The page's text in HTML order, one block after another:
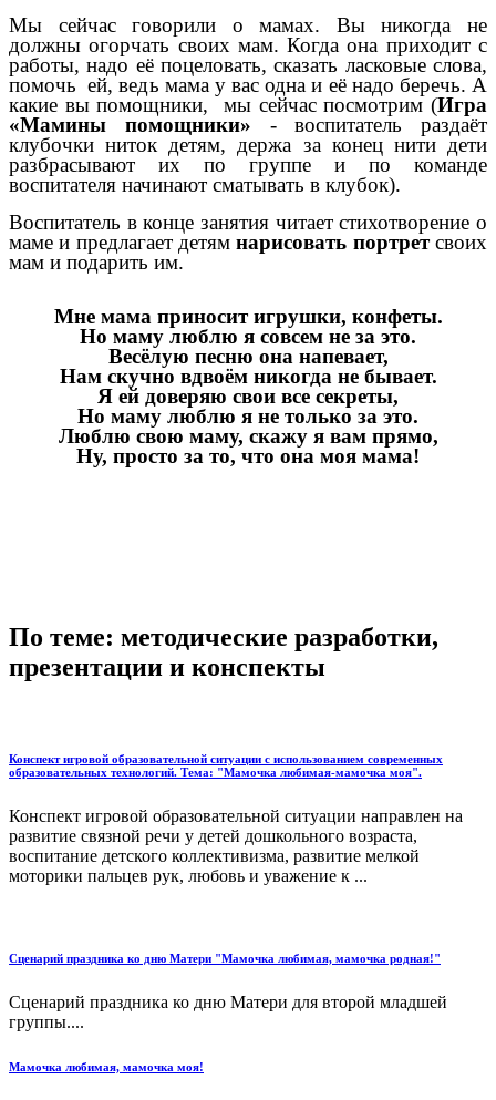
Мы сейчас говорили о мамах. Вы никогда не
должны огорчать своих мам. Когда она приходит с
работы, надо её поцеловать, сказать ласковые слова,
помочь ей, ведь мама у вас одна и её надо беречь. А
какие вы помощники, мы сейчас посмотрим (Игра
«Мамины помощники» - воспитатель раздаёт
клубочки ниток детям, держа за конец нити дети
разбрасывают их по группе и по команде
воспитателя начинают сматывать в клубок).
Воспитатель в конце занятия читает стихотворение о
маме и предлагает детямнарисовать портретсвоих
мам и подарить им.
Мне мама приносит игрушки, конфеты.
Но маму люблю я совсем не за это.
Весёлую песню она напевает,
Нам скучно вдвоём никогда не бывает.
Я ей доверяю свои все секреты,
Но маму люблю я не только за это.
Люблю свою маму, скажу я вам прямо,
Ну, просто за то, что она моя мама!
По теме: методические разработки,
презентации и конспекты
Конспект игровой образовательной ситуации с использованием современных
образовательных технологий. Тема: "Мамочка любимая-мамочка моя".
Конспект игровой образовательной ситуации направлен на
развитие связной речи у детей дошкольного возраста,
воспитание детского коллективизма, развитие мелкой
моторики пальцев рук, любовь и уважение к ...
Сценарий праздника ко дню Матери "Мамочка любимая, мамочка родная!"
Сценарий праздника ко дню Матери для второй младшей
группы....
Мамочка любимая, мамочка моя!